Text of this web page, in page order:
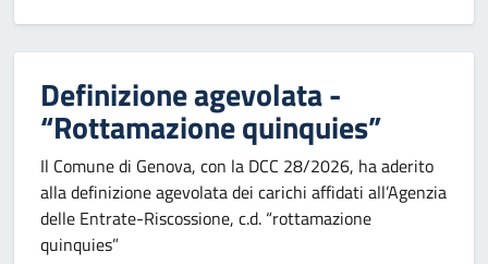
Definizione agevolata -
“Rottamazione quinquies”
Il Comune di Genova, con la DCC 28/2026, ha aderito
alla definizione agevolata dei carichi affidati all’Agenzia
delle Entrate-Riscossione, c.d. “rottamazione
quinquies”